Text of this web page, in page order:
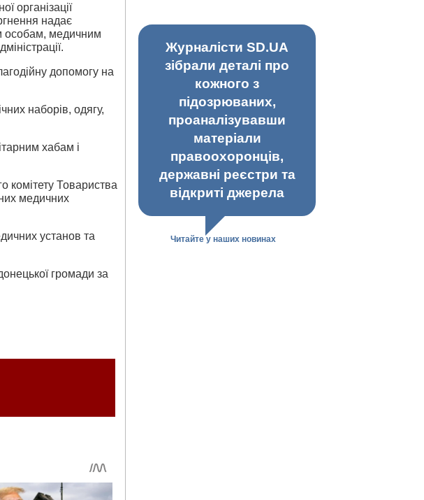
організації
надає
особам, медичним
допомогу на
наборів, одягу,
хабам і
комітету Товариства
медичних
установ та
громади за
Журналісти SD.UA
зібрали деталі про
кожного з
підозрюваних,
проаналізувавши
матеріали
правоохоронців,
державні реєстри та
відкриті джерела
Читайте у наших новинах